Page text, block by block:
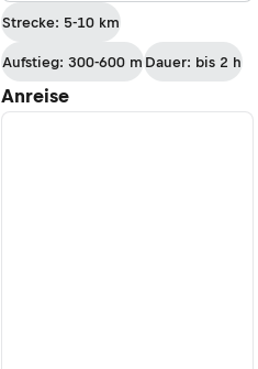
Buchsteinhaus
- Haindlkarhütte
Strecke: 5-10 km
Aufstieg: 300-600 m Dauer: bis 2 h
Anreise